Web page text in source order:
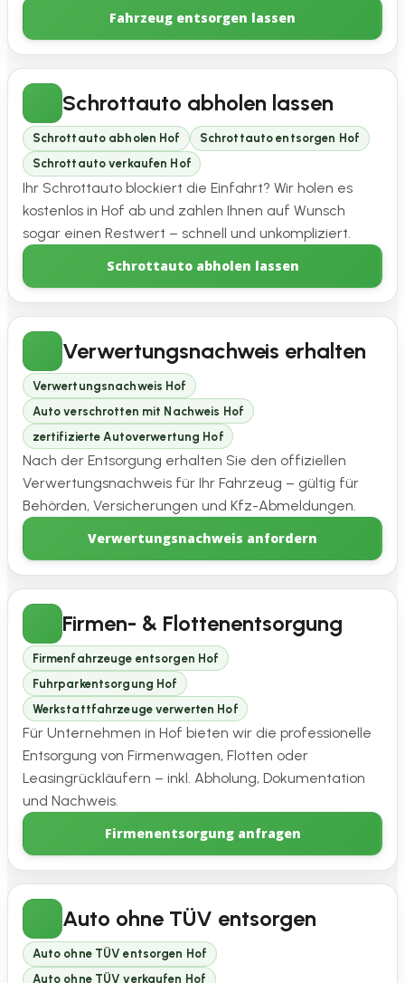
Fahrzeug entsorgen lassen
Schrottauto abholen lassen
Schrottauto abholen Hof
Schrottauto entsorgen Hof
Schrottauto verkaufen Hof
Ihr Schrottauto blockiert die Einfahrt? Wir holen es
kostenlos in Hof ab und zahlen Ihnen auf Wunsch
sogar einen Restwert – schnell und unkompliziert.
Schrottauto abholen lassen
Verwertungsnachweis erhalten
Verwertungsnachweis Hof
Auto verschrotten mit Nachweis Hof
zertifizierte Autoverwertung Hof
Nach der Entsorgung erhalten Sie den offiziellen
Verwertungsnachweis für Ihr Fahrzeug – gültig für
Behörden, Versicherungen und Kfz-Abmeldungen.
Verwertungsnachweis anfordern
Firmen- & Flottenentsorgung
Firmenfahrzeuge entsorgen Hof
Fuhrparkentsorgung Hof
Werkstattfahrzeuge verwerten Hof
Für Unternehmen in Hof bieten wir die professionelle
Entsorgung von Firmenwagen, Flotten oder
Leasingrückläufern – inkl. Abholung, Dokumentation
und Nachweis.
Firmenentsorgung anfragen
Auto ohne TÜV entsorgen
Auto ohne TÜV entsorgen Hof
Auto ohne TÜV verkaufen Hof